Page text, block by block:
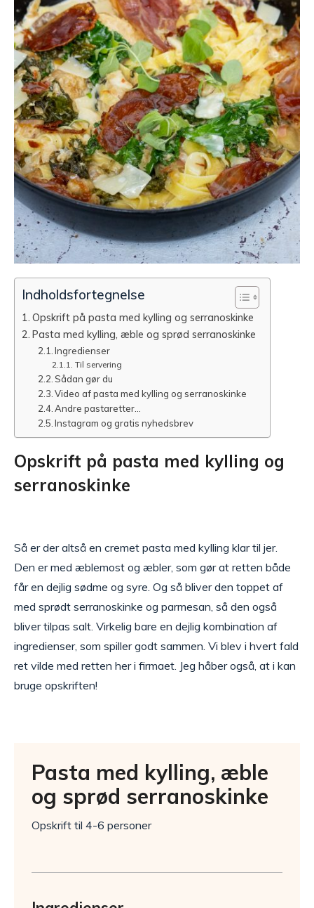
Indholdsfortegnelse
Opskrift på pasta med kylling og serranoskinke
Pasta med kylling, æble og sprød serranoskinke
Ingredienser
Til servering
Sådan gør du
Video af pasta med kylling og serranoskinke
Andre pastaretter…
Instagram og gratis nyhedsbrev
Opskrift på pasta med kylling og
serranoskinke
Så er der altså en cremet pasta med kylling klar til jer.
Den er med æblemost og æbler, som gør at retten både
får en dejlig sødme og syre. Og så bliver den toppet af
med sprødt serranoskinke og parmesan, så den også
bliver tilpas salt. Virkelig bare en dejlig kombination af
ingredienser, som spiller godt sammen. Vi blev i hvert fald
ret vilde med retten her i firmaet. Jeg håber også, at i kan
bruge opskriften!
Pasta med kylling, æble
og sprød serranoskinke
Opskrift til 4-6 personer